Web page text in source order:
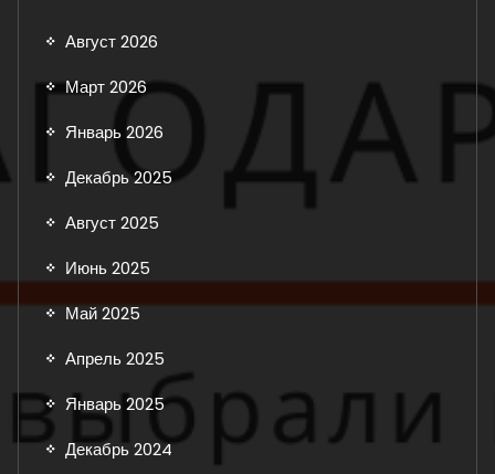
Август 2026
Март 2026
Январь 2026
Декабрь 2025
Август 2025
Июнь 2025
Май 2025
Апрель 2025
Январь 2025
Декабрь 2024